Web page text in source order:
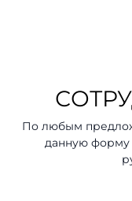
По любым
данную форму